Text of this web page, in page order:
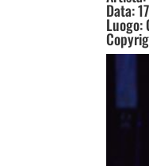
Data:
Luogo: